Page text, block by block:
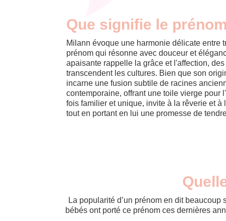
Que signifie le
Milann évoque une harmonie délicate entre
prénom qui résonne avec douceur et
apaisante rappelle la grâce et l'affection,
transcendent les cultures. Bien que son
incarne une fusion subtile de racines
contemporaine, offrant une toile vierge pour
fois familier et unique, invite à la rêverie et à
tout en portant en lui une promesse de
La popularité d’un prénom en dit
bébés ont porté ce prénom ces dernières
2016
5
2019
9